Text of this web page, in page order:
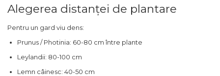
Alegerea distanței de plantare
Pentru un gard viu dens:
Prunus / Photinia: 60-80 cm între plante
Leylandii: 80-100 cm
Lemn câinesc: 40-50 cm